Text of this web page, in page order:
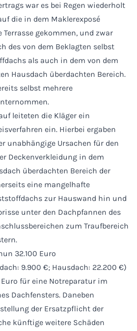
war es bei Regen wiederholt
die in dem Maklerexposé
gekommen, und zwar
des von dem Beklagten selbst
als auch in dem von dem
Hausdach überdachten Bereich.
selbst mehrere
leiteten die Kläger ein
ein. Hierbei ergaben
unabhängige Ursachen für den
Deckenverkleidung in dem
überdachten Bereich der
eine mangelhafte
zur Hauswand hin und
unter den Dachpfannen des
zum Traufbereich
32.100 Euro
9.900 €; Hausdach: 22.200 €)
für eine Notreparatur im
Dachfensters. Daneben
der Ersatzpflicht der
künftige weitere Schäden